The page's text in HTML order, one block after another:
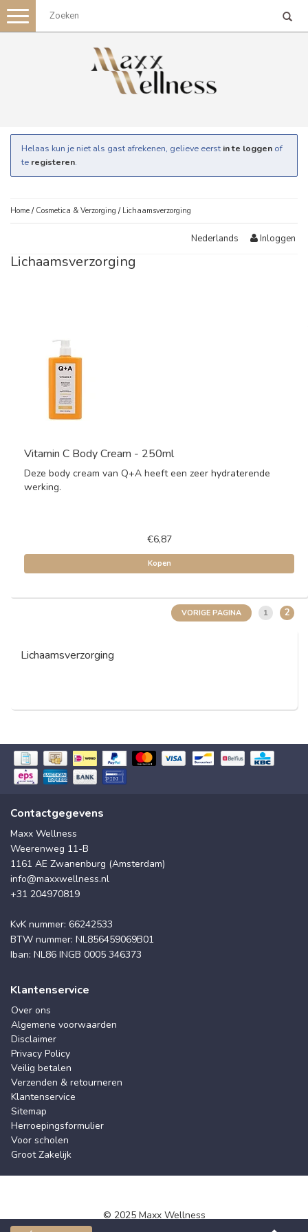
Toggle
navigation
Helaas kun je niet als gast afrekenen, gelieve eerst in te loggen of
te registeren.
Home / Cosmetica & Verzorging / Lichaamsverzorging
Nederlands Inloggen
Lichaamsverzorging
Vitamin C Body Cream - 250ml
Deze body cream van Q+A heeft een zeer hydraterende
werking.
€6,87
Kopen
VORIGE PAGINA 1 2
Lichaamsverzorging
Contactgegevens
Maxx Wellness
Weerenweg 11-B
1161 AE Zwanenburg (Amsterdam)
info@maxxwellness.nl
+31 204970819
KvK nummer: 66242533
BTW nummer: NL856459069B01
Iban: NL86 INGB 0005 346373
Klantenservice
Over ons
Algemene voorwaarden
Disclaimer
Privacy Policy
Veilig betalen
Verzenden & retourneren
Klantenservice
Sitemap
Herroepingsformulier
Voor scholen
Groot Zakelijk
© 2025 Maxx Wellness